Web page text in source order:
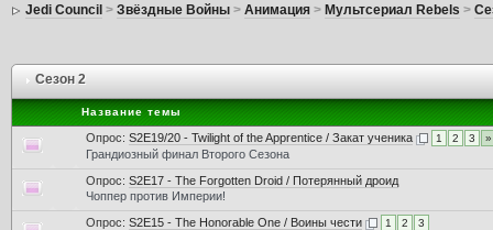
Jedi Council > Звёздные Войны> Анимация> Мультсериал Rebels >
Сезон 2
Название темы
Опрос: S2E19/20 - Twilight of the Apprentice / Закат ученика 1 2 3
Грандиозный финал Второго Сезона
Опрос: S2E17 - The Forgotten Droid / Потерянный дроид
Чоппер против Империи!
Опрос: S2E15 - The Honorable One / Воины чести 1 2 3